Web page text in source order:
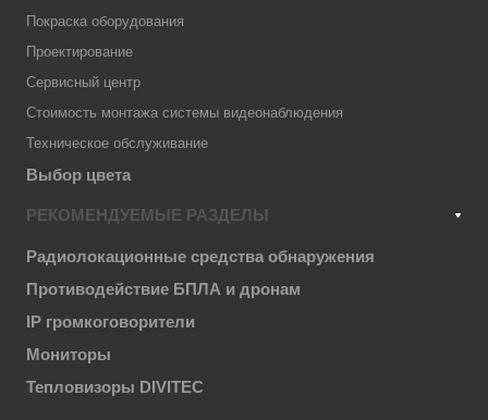
Покраска оборудования
Проектирование
Сервисный центр
Стоимость монтажа системы видеонаблюдения
Техническое обслуживание
Выбор цвета
РЕКОМЕНДУЕМЫЕ РАЗДЕЛЫ
Радиолокационные средства обнаружения
Противодействие БПЛА и дронам
IP громкоговорители
Мониторы
Тепловизоры DIVITEC